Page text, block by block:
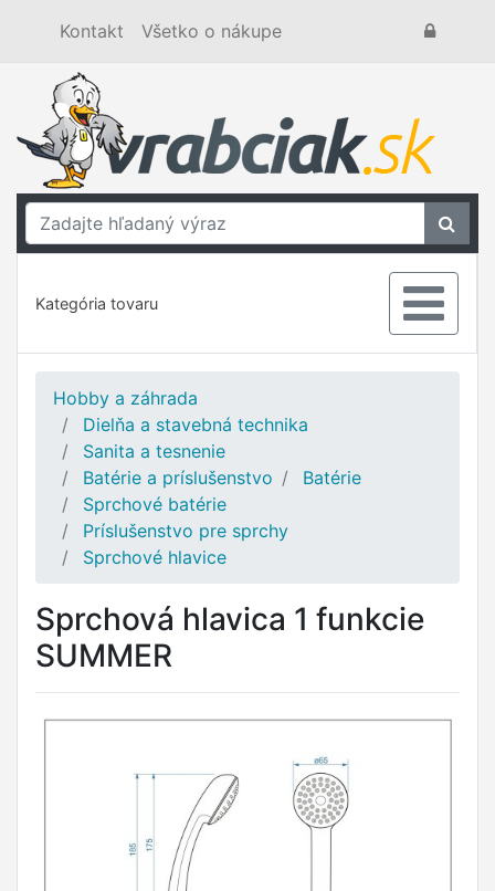
Kontakt Všetko o nákupe
Kategória tovaru
Hobby a záhrada
Dielňa a stavebná technika
Sanita a tesnenie
Batérie a príslušenstvo
Batérie
Sprchové batérie
Príslušenstvo pre sprchy
Sprchové hlavice
Sprchová hlavica 1 funkcie
SUMMER